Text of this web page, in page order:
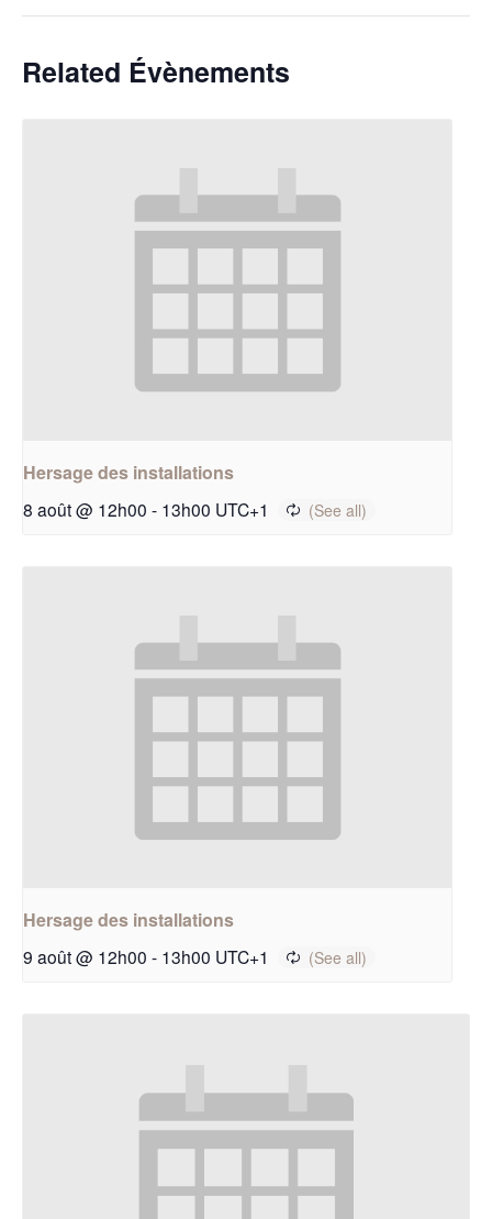
Related Évènements
Hersage des installations
8 août @ 12h00 - 13h00 UTC+1
Hersage des installations
9 août @ 12h00 - 13h00 UTC+1